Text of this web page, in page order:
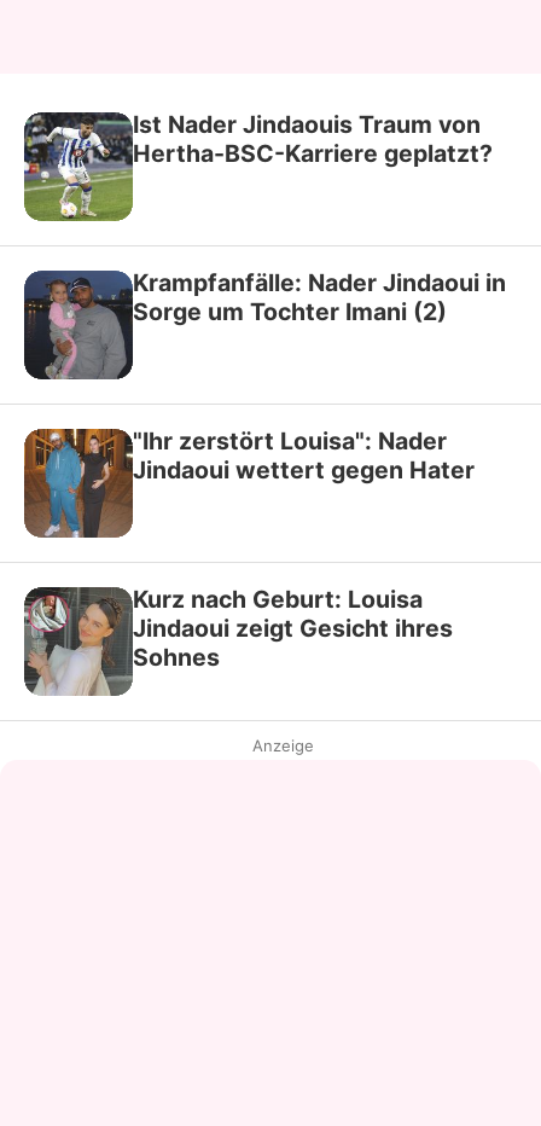
Ist Nader Jindaouis Traum von
Hertha-BSC-Karriere geplatzt?
Krampfanfälle: Nader Jindaoui in
Sorge um Tochter Imani (2)
"Ihr zerstört Louisa": Nader
Jindaoui wettert gegen Hater
Kurz nach Geburt: Louisa
Jindaoui zeigt Gesicht ihres
Sohnes
Anzeige